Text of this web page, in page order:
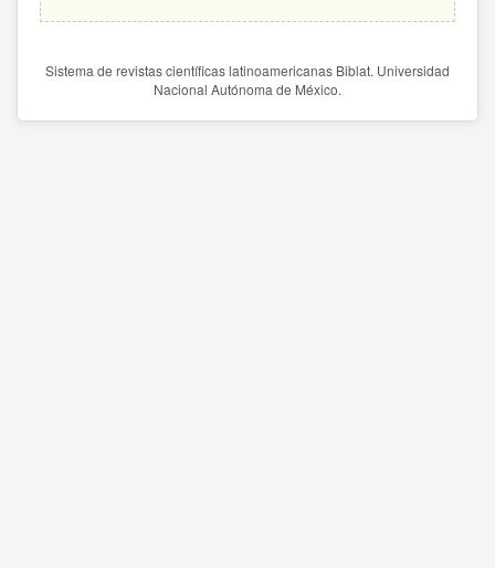
Sistema de revistas científicas latinoamericanas Biblat. Universidad
Nacional Autónoma de México.